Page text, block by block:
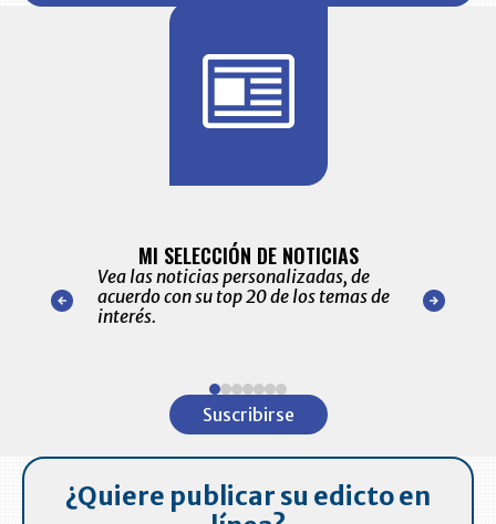
nuestro
para
MI SELECCIÓN DE NOTICIAS
Vea las noticias personalizadas, de
acuerdo con su top 20 de los temas de
interés.
de las
Suscribirse
¿Quiere publicar su edicto en